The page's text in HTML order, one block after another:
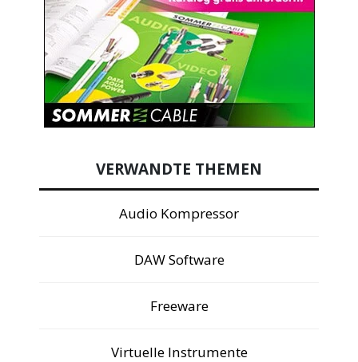
VERWANDTE THEMEN
Audio Kompressor
DAW Software
Freeware
Virtuelle Instrumente